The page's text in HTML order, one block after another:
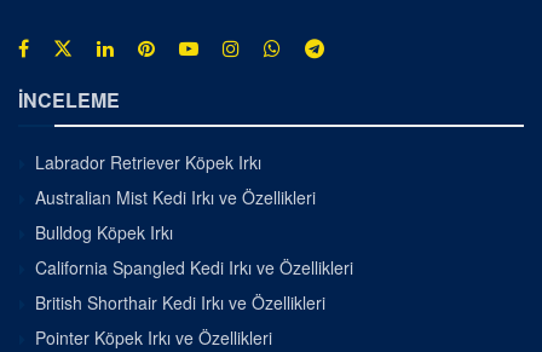
İNCELEME
Labrador Retriever Köpek Irkı
Australian Mist Kedi Irkı ve Özellikleri
Bulldog Köpek Irkı
California Spangled Kedi Irkı ve Özellikleri
British Shorthair Kedi Irkı ve Özellikleri
Pointer Köpek Irkı ve Özellikleri